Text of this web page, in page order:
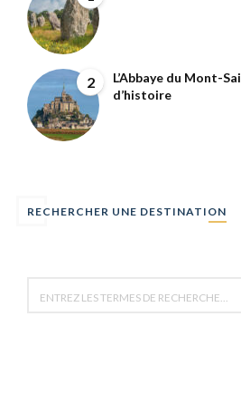
2
L’Abbaye du Mont-
d’histoire
RECHERCHER UNE DESTINATION